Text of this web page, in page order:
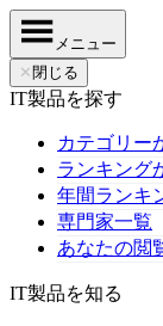
メニュー
✕ 閉じる
IT製品を探す
カテゴリー
ランキング
年間ランキ
専門家一覧
あなたの閲
IT製品を知る